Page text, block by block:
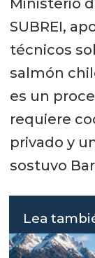
Ministerio
SUBREI,
técnicos
salmón
es un
requiere
privado y
sostuvo
Lea